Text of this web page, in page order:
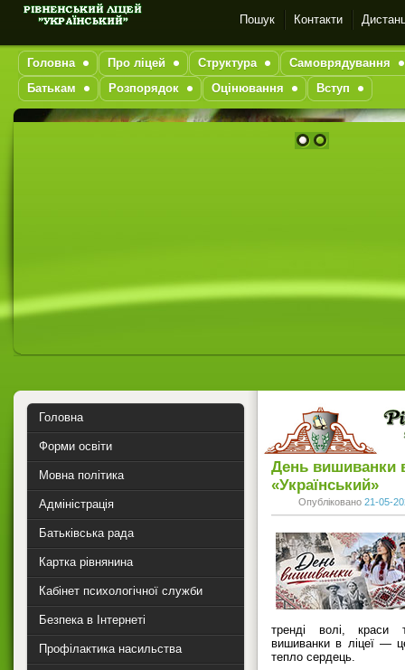
Пошук Контакти
Головна Про ліцей Структура
Самоврядування
Батькам
Розпорядок Оцінювання Вступ
День вишиванки
«Український»
Опубліковано 21-05-
тренді волі, краси
вишиванки в ліцеї —
тепло сердець.
Головна
Форми освіти
Мовна політика
Адміністрація
Батьківська рада
Картка рівнянина
Кабінет психологічної служби
Безпека в Інтернеті
Профілактика насильства